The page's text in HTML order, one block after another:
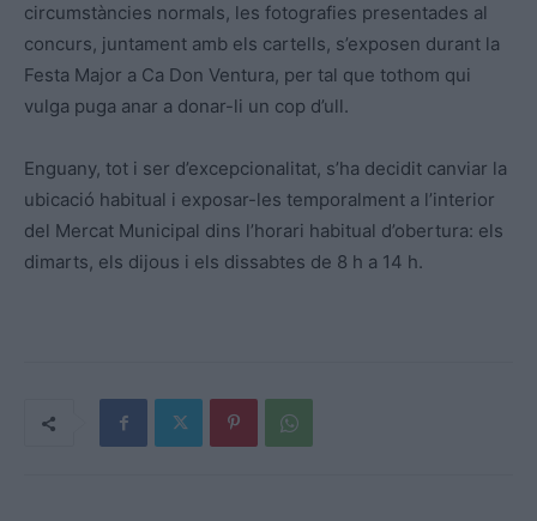
circumstàncies normals, les fotografies presentades al
concurs, juntament amb els cartells, s’exposen durant la
Festa Major a Ca Don Ventura, per tal que tothom qui
vulga puga anar a donar-li un cop d’ull.
Enguany, tot i ser d’excepcionalitat, s’ha decidit canviar la
ubicació habitual i exposar-les temporalment a l’interior
del Mercat Municipal dins l’horari habitual d’obertura: els
dimarts, els dijous i els dissabtes de 8 h a 14 h.